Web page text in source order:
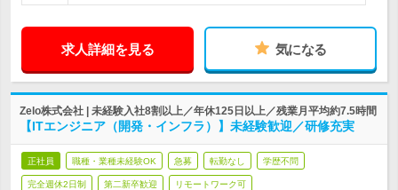
求人詳細を見る 気になる
Zelo株式会社 | 未経験入社8割以上／年休125日以上／残業月平均約7.5時間
【ITエンジニア（開発・インフラ）】未経験歓迎／研修充実
正社員 職種・業種未経験OK 急募 転勤なし 学歴不問
完全週休2日制 第二新卒歓迎 リモートワーク可